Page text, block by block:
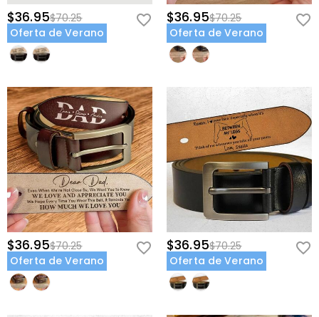
$36.95$70.25
Oferta de Verano
$36.95$70.25
Oferta de Verano
$36.95$70.25
Oferta de Verano
$36.95$70.25
Oferta de Verano